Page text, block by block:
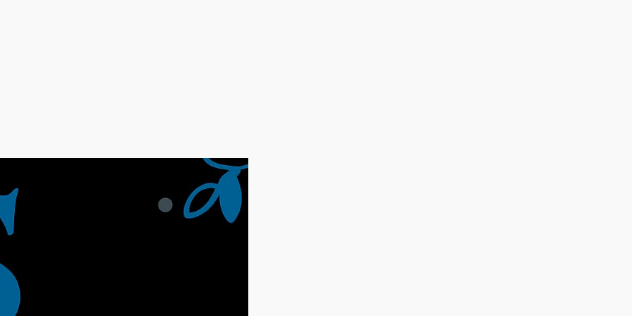
e abre caminho para nova conversa